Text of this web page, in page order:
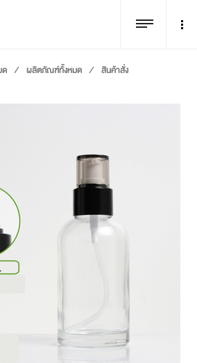
ด / ผลิตภัณฑ์ทั้งหมด /
สินค้าสั่ง